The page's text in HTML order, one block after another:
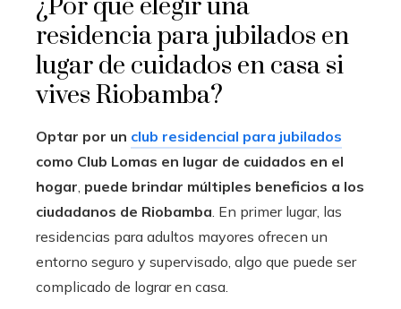
¿Por qué elegir una
residencia para jubilados en
lugar de cuidados en casa si
vives Riobamba?
Optar por un club residencial para jubilados
como Club Lomas en lugar de cuidados en el
hogar, puede brindar múltiples beneficios a los
ciudadanos de Riobamba. En primer lugar, las
residencias para adultos mayores ofrecen un
entorno seguro y supervisado, algo que puede ser
complicado de lograr en casa.